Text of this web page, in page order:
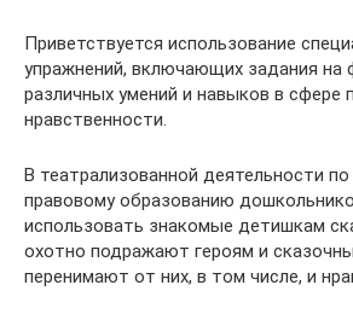
Приветствуется использование
упражнений, включающих задания на
различных умений и навыков в сфере
нравственности.
В театрализованной деятельности
правовому образованию
использовать знакомые детишкам
охотно подражают героям и
перенимают от них, в том числе, и